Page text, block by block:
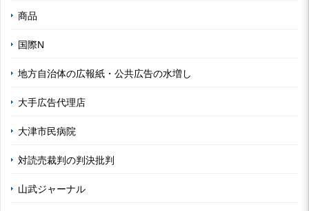
商品
国際N
地方自治体の広報紙・公共広告の水増し
大手広告代理店
大津市民病院
対読売裁判の判決批判
山武ジャーナル